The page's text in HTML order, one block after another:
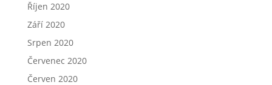
Říjen 2020
Září 2020
Srpen 2020
Červenec 2020
Červen 2020